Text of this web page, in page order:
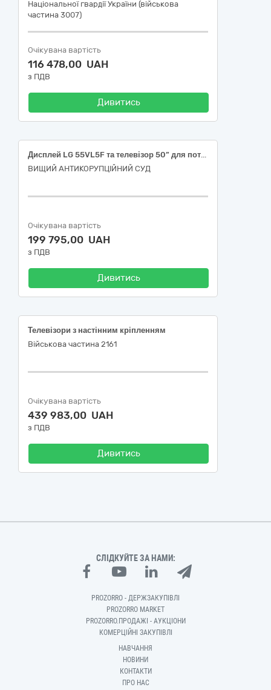
Національної гвардії України (військова
частина 3007)
Очікувана вартість
116 478,00 UAH
з ПДВ
Дивитись
Дисплей LG 55VL5F та телевізор 50” для потреб Вищого антикорупційного суду
ВИЩИЙ АНТИКОРУПЦІЙНИЙ СУД
Очікувана вартість
199 795,00 UAH
з ПДВ
Дивитись
Телевізори з настінним кріпленням
Військова частина 2161
Очікувана вартість
439 983,00 UAH
з ПДВ
Дивитись
СЛІДКУЙТЕ ЗА НАМИ:
PROZORRO - ДЕРЖЗАКУПІВЛІ
PROZORRO MARKET
PROZORRO.ПРОДАЖІ - АУКЦІОНИ
КОМЕРЦІЙНІ ЗАКУПІВЛІ
НАВЧАННЯ
НОВИНИ
КОНТАКТИ
ПРО НАС